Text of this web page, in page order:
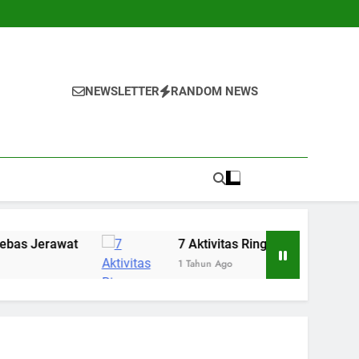
NEWSLETTER RANDOM NEWS
7 Aktivitas Ringan yang Bisa Menenangkan
1 Tahun Ago